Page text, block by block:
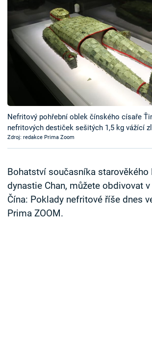
Témata
Pořady
TV Program
Časopis
Sledujte prima+
Přihlášení
Sledujte nás
Nefritový pohřební oblek čínského císaře
nefritových destiček sešitých 1,5 kg vážící
Zdroj: redakce Prima Zoom
Bohatství současníka starověkého
dynastie Chan, můžete obdivovat
Čína: Poklady nefritové říše dnes
Prima ZOOM.